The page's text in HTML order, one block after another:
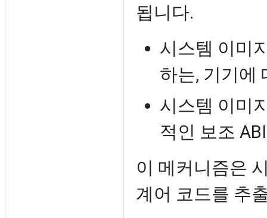
됩니다.
시스템 이미
하는, 기기에
시스템 이미
적인 보조
이 메커니즘은
계어 코드를 추